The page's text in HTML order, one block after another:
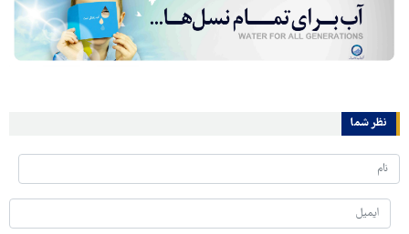
نظر شما